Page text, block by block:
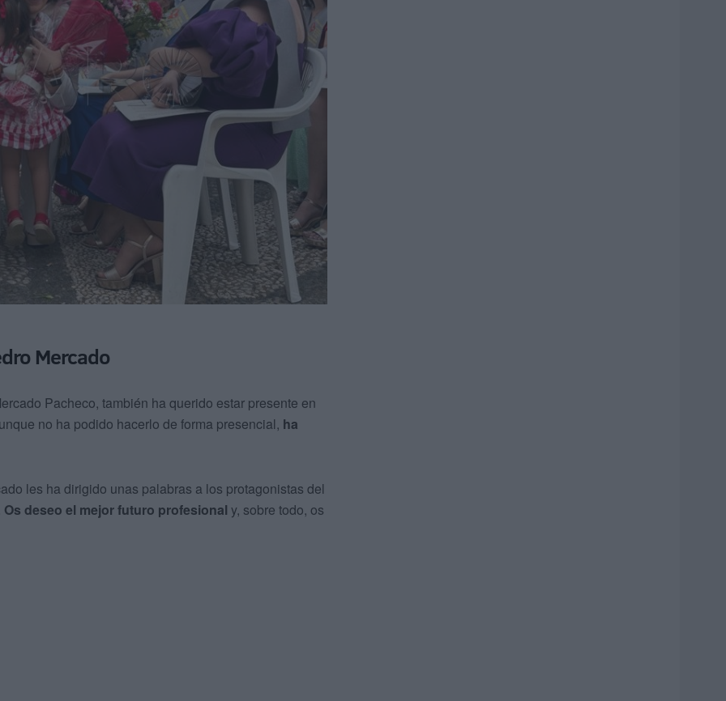
Mercado
Pacheco, también ha querido estar presente en
no ha podido hacerlo de forma presencial, ha
les ha dirigido unas palabras a los protagonistas del
Os deseo el mejor futuro profesional y, sobre todo, os